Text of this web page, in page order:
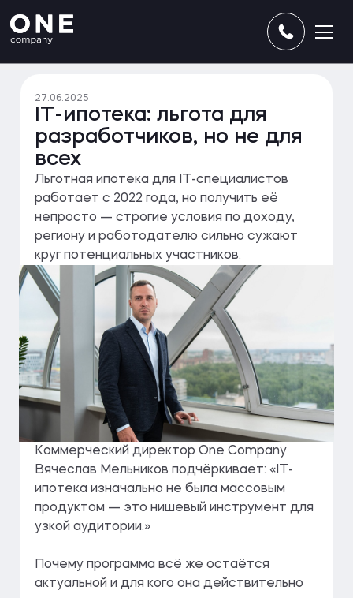
27.06.2025
IT-ипотека: льгота для
разработчиков, но не для
всех
Льготная ипотека для IT-специалистов
работает с 2022 года, но получить её
непросто — строгие условия по доходу,
региону и работодателю сильно сужают
круг потенциальных участников.
Коммерческий директор One Company
Вячеслав Мельников подчёркивает: «IT-
ипотека изначально не была массовым
продуктом — это нишевый инструмент для
узкой аудитории.»
Почему программа всё же остаётся
актуальной и для кого она действительно